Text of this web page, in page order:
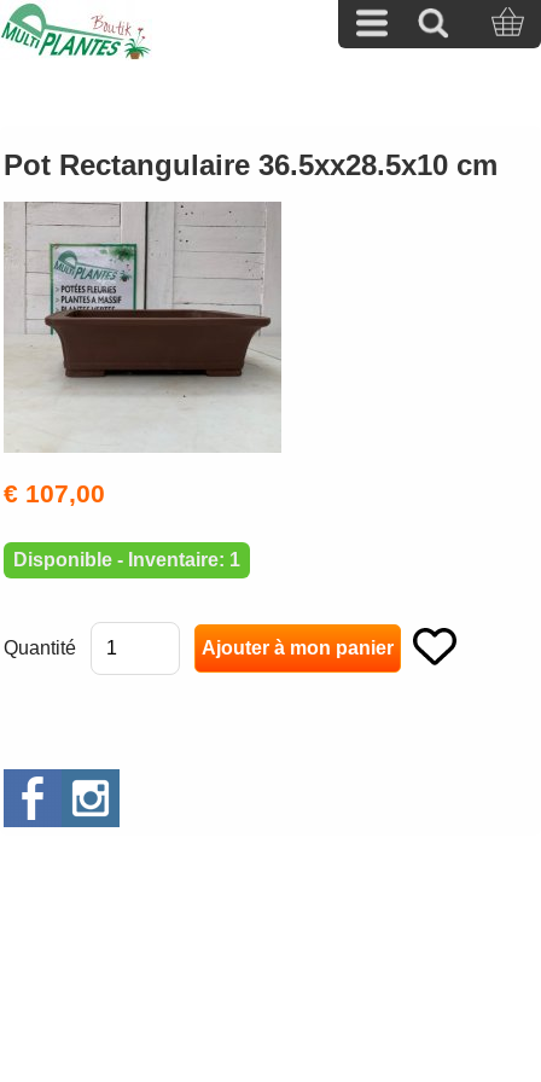
Pot Rectangulaire 36.5xx28.5x10 cm
€ 107,00
Disponible - Inventaire: 1
Quantité